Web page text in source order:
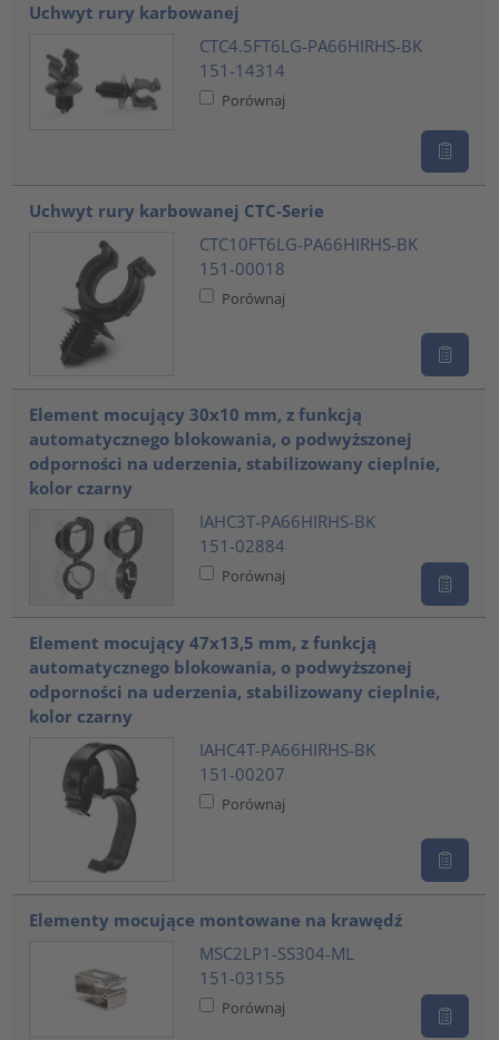
Uchwyt rury karbowanej
CTC4.5FT6LG-PA66HIRHS-BK
151-14314
Porównaj
Uchwyt rury karbowanej CTC-Serie
CTC10FT6LG-PA66HIRHS-BK
151-00018
Porównaj
Element mocujący 30x10 mm, z funkcją
automatycznego blokowania, o podwyższonej
odporności na uderzenia, stabilizowany cieplnie,
kolor czarny
IAHC3T-PA66HIRHS-BK
151-02884
Porównaj
Element mocujący 47x13,5 mm, z funkcją
automatycznego blokowania, o podwyższonej
odporności na uderzenia, stabilizowany cieplnie,
kolor czarny
IAHC4T-PA66HIRHS-BK
151-00207
Porównaj
Elementy mocujące montowane na krawędź
MSC2LP1-SS304-ML
151-03155
Porównaj